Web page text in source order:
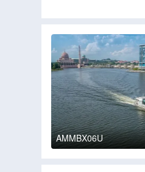
AMMBX06U